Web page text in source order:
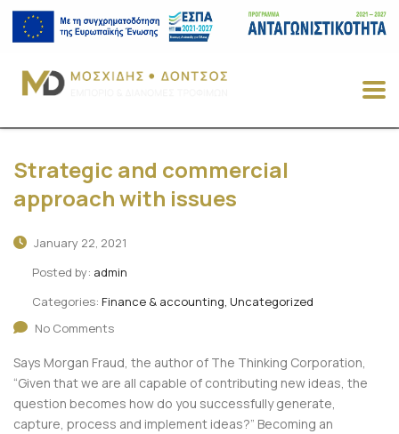
Strategic and commercial
approach with issues
January 22, 2021
Posted by: admin
Categories: Finance & accounting, Uncategorized
No Comments
Says Morgan Fraud, the author of The Thinking Corporation,
“Given that we are all capable of contributing new ideas, the
question becomes how do you successfully generate,
capture, process and implement ideas?” Becoming an